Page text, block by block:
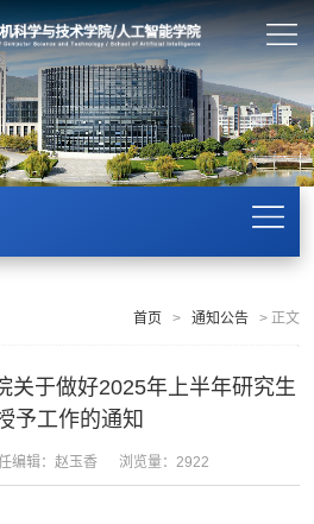
首页 > 通知公告 >正文
关于做好2025年上半年研究生
予工作的通知
编辑：赵玉香 浏览量： 2922